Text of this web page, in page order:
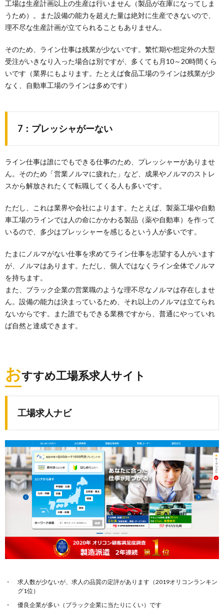
工場は生産計画以上の生産は行いません（製品が在庫になってしま
うため）。また設備の能力を超えた量は絶対に生産できないので、
理不尽な生産計画が立てられることもありません。
そのため、ライン仕事は残業が少ないです。繁忙期や想定外の大型
受注がいきなり入った場合は別ですが、多くても月10～20時間くら
いです（業界にもよります。たとえば食品工場のラインは残業が少
なく、自動車工場のラインは多めです）
7：プレッシャがーない
ライン仕事は誰にでもできる仕事のため、プレッシャーがありませ
ん。そのため「営業ノルマに疲れた」など、成果やノルマのストレ
スから解放されたくて転職してくる人も多いです。
ただし、これは業界や会社によります。たとえば、製薬工場や自動
車工場のラインでは人の命にかかわる製品（薬や自動車）を作って
いるので、多少はプレッシャーを感じるという人が多いです。
たまにノルマがない仕事を求めてライン仕事を志望する人がいます
が、ノルマはあります。ただし、個人ではなくライン全体でノルマ
を持ちます。
また、ブラック企業の営業職のような理不尽なノルマは存在しませ
ん。設備の能力は決まっているため、それ以上のノルマは立てられ
ないからです。また誰でもできる業務ですから、普通にやっていれ
ば自然と達成できます。
おすすめ工場系求人サイト
工場求人ナビ
求人数が少ないが、求人の品質の定評があります（2019オリコンランキン
グ1位）
優良企業が多い（ブラック企業に当たりにくい）です